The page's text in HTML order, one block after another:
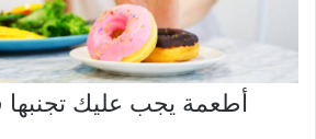
أطعمة يجب عليك